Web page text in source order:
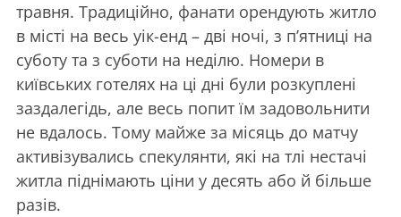
травня. Традиційно, фанати орендують житло
в місті на весь уік-енд – дві ночі, з п’ятниці на
суботу та з суботи на неділю. Номери в
київських готелях на ці дні були розкуплені
заздалегідь, але весь попит їм задовольнити
не вдалось. Тому майже за місяць до матчу
активізувались спекулянти, які на тлі нестачі
житла піднімають ціни у десять або й більше
разів.